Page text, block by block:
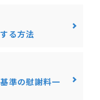
る方法
準の慰謝料一